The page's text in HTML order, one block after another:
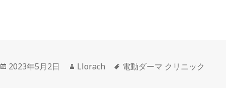
投
2023年5月2日
作
Llorach
タ
電動ダーマ クリニック